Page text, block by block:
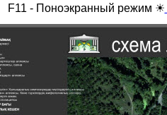
F11 - Поноэкранный режим ☀